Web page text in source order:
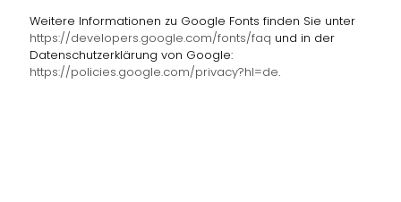
Weitere Informationen zu Google Fonts finden Sie unter
https://developers.google.com/fonts/faq und in der
Datenschutzerklärung von Google:
https://policies.google.com/privacy?hl=de.